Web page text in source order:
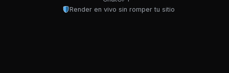
Render en vivo sin romper tu sitio